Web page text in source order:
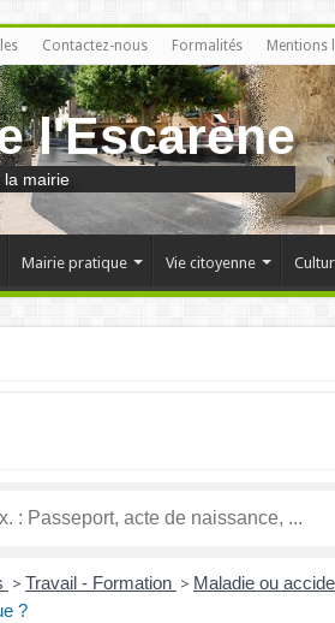
Contactez-nous Formalités Mentions
l'Escarène
la mairie
Mairie pratique Vie citoyenne
> Travail - Formation > Maladie ou
?